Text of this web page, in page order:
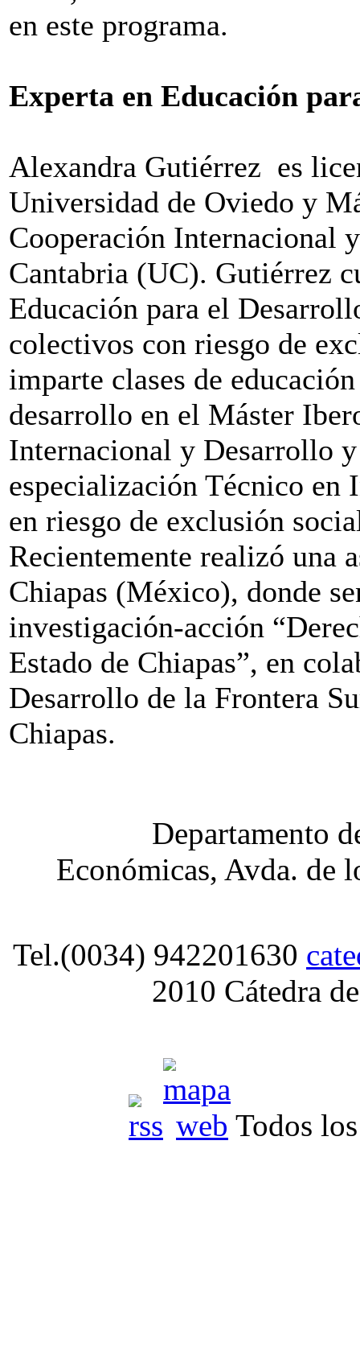
en este programa.
Experta en Educación
Alexandra Gutiérrez es
Universidad de Oviedo y
Cooperación Internacional
Cantabria (UC). Gutiérrez
Educación para el
colectivos con riesgo de
imparte clases de
desarrollo en el Máster
Internacional y Desarrollo
especialización Técnico en
en riesgo de exclusión
Recientemente realizó una
Chiapas (México), donde
investigación-acción
Estado de Chiapas”, en
Desarrollo de la Frontera
Chiapas.
Departamento
Económicas, Avda. de
Tel.(0034) 942201630
2010 Cátedra
Todos